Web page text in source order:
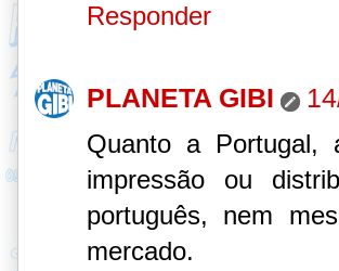
Responder
PLANETA GIBI
Quanto a Portugal,
impressão ou
português, nem
mercado.